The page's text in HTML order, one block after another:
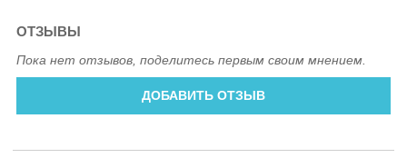
ОТЗЫВЫ
Пока нет отзывов, поделитесь первым своим мнением.
ДОБАВИТЬ ОТЗЫВ